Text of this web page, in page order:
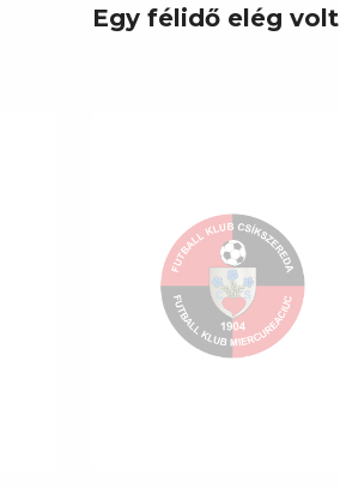
Egy félidő elég volt